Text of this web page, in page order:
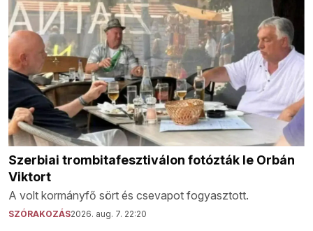
Szerbiai trombitafesztiválon fotózták le Orbán
Viktort
A volt kormányfő sört és csevapot fogyasztott.
SZÓRAKOZÁS2026. aug. 7. 22:20